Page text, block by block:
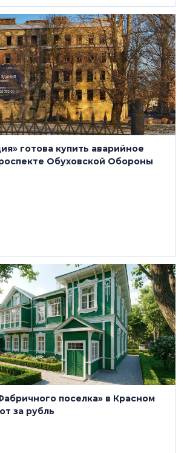
готова купить аварийное
Обуховской Обороны
поселка» в Красном
за рубль